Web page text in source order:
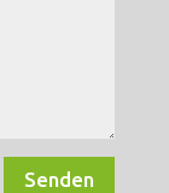
Senden